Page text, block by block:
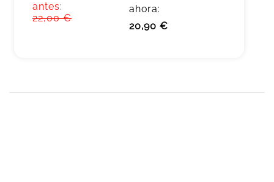
antes:
22,00 €
ahora:
20,90 €